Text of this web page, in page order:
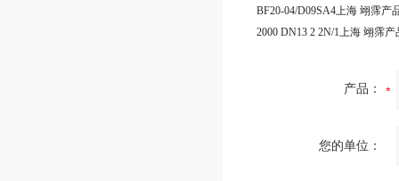
产品：
您的单位：